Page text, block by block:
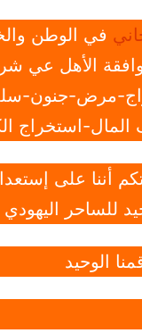
في الوطن
الأهل عي
مرض-جنون-
استخراج
أننا على
للساحر اليهودي
الوحيد